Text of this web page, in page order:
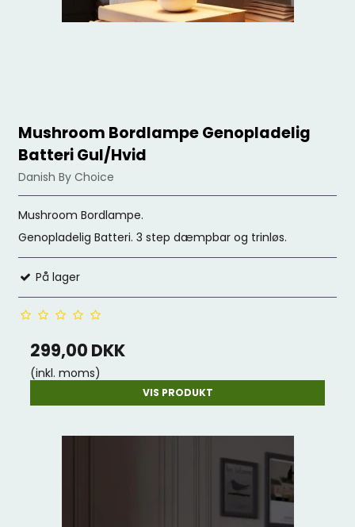
Mushroom Bordlampe Genopladelig
Batteri Gul/Hvid
Danish By Choice
Mushroom Bordlampe.
Genopladelig Batteri. 3 step dæmpbar og trinløs.
På lager
299,00 DKK
(inkl. moms)
VIS PRODUKT